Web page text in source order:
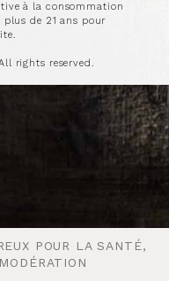
Blanche a été produit
POUR LA SANTÉ,
à la consommation
plus de 21 ans pour
rights reserved.
POUR LA SANTÉ,